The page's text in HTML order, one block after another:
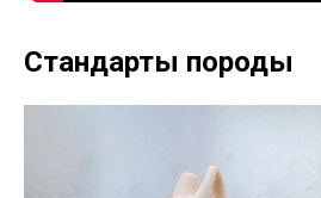
Стандарты породы